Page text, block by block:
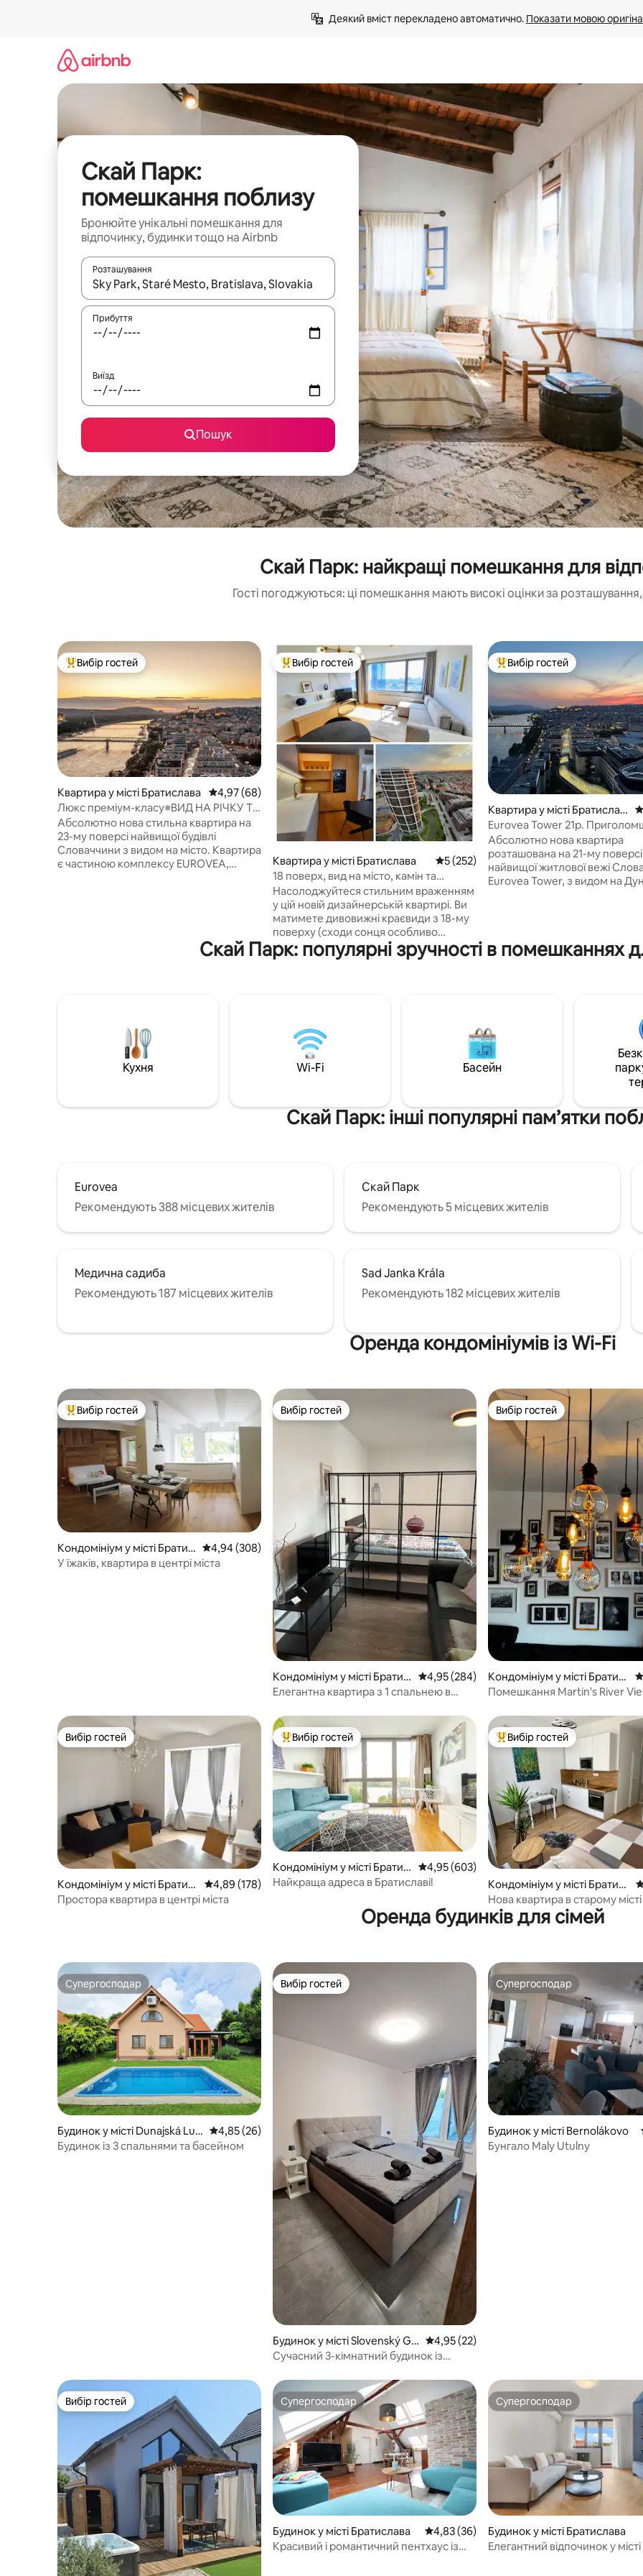
Деякий вміст перекладено автоматично. Показати мовою
Скай Парк:
помешкання поблизу
Бронюйте унікальні помешкання для
відпочинку, будинки тощо на Airbnb
Розташування
Отримавши результати пошуку, використовуйте для навігації сторінкою клавіші зі стрілками вгору та вниз або
Прибуття
Виїзд
Пошук
Скай Парк: найкращі помешкання для
Гості погоджуються: ці помешкання мають високі оцінки за
Топ вибір гостей
Вибір гостей
Квартира у місті Братислава Середня оцінка: 4,97 з 5, відгуки: 68
4,97 (68)
Люкс преміум-класу※ВИД НА РІЧКУ ТА
СТАРЕ МІСТО※БЕЗКОШТОВНЕ
паркування
Абсолютно нова стильна квартира на
23-му поверсі найвищої будівлі
Словаччини з видом на місто. Квартира
є частиною комплексу EUROVEA,
будівлею і пропонує безліч ресторанів,
кафе з нескінченними місцями для
бізнес-мандрівників.
Топ вибір гостей
Вибір гостей
Квартира у місті Братислава Середня оцінка: 5 з 5, відгуки: 252
5 (252)
18 поверх, вид на місто, камін та
БЕЗКОШТОВНА парковка
Насолоджуйтеся стильним враженням
у цій новій дизайнерській квартирі. Ви
матимете дивовижні краєвиди з 18-му
поверху (сходи сонця особливо
красиві, якщо ви рано пташеня :). Якщо
ви нічна сова, увімкніть камін і
панорамного даху на 30-му поверсі.
Сподіваюся, ви чудово проведете час у
цьому маленькому столичному місті і
зможете насолодитися його
Топ вибір гостей
Вибір гостей
Квартира у місті Братислав
а
Eurovea Tower 21p.
вид
Абсолютно нова квартира
розташована на 21-му поверсі
найвищої житлової вежі
Eurovea Tower, з видом на
Хмарочос має прямий вихід
найбільшого торгового центру
З автомагістралі D1 /міської
легко дістатися до гаража
Скай Парк: популярні зручності в помешканнях
Кухня Wi-Fi Басейн
Скай Парк: інші популярні пам’ятки
Eurovea
Рекомендують 388 місцевих жителів
Скай Парк
Рекомендують 5 місцевих жителів
Медична садиба
Рекомендують 187 місцевих жителів
Sad Janka Krála
Рекомендують 182 місцевих жителів
Оренда кондомініумів із Wi-Fi
Топ вибір гостей
Вибір гостей
Кондомініум у місті Братис
лава
Середня оцінка: 4,94 з 5, відгуки: 308
4,94 (308)
У їжаків, квартира в центрі міста
Вибір гостей
Вибір гостей
Кондомініум у місті Братис
лава
Середня оцінка: 4,95 з 5, відгуки: 284
4,95 (284)
Елегантна квартира з 1 спальнею в
Вибір гостей
Вибір гостей
Кондомініум у місті Братис
лава
Помешкання Martin's River
Вибір гостей
Вибір гостей
Кондомініум у місті Братис
лава
Середня оцінка: 4,89 з 5, відгуки: 178
4,89 (178)
Простора квартира в центрі міста
Топ вибір гостей
Вибір гостей
Кондомініум у місті Братис
лава
Середня оцінка: 4,95 з 5, відгуки: 603
4,95 (603)
Найкраща адреса в Братиславі!
Топ вибір гостей
Вибір гостей
Кондомініум у місті Братис
лава
Нова квартира в старому місті
Оренда будинків для сімей
Супергосподар
Супергосподар
Будинок у місті Dunajská Luž
ná
Середня оцінка: 4,85 з 5, відгуки: 26
4,85 (26)
Будинок із 3 спальнями та басейном
Вибір гостей
Вибір гостей
Будинок у місті Slovenský Gr
ob
Середня оцінка: 4,95 з 5, відгуки: 22
4,95 (22)
Сучасний 3-кімнатний будинок із
Супергосподар
Супергосподар
Будинок у місті Bernolákovo
Бунгало Maly Utulny
Вибір гостей
Вибір гостей Супергосподар
Супергосподар
Будинок у місті Братислава Середня оцінка: 4,83 з 5, відгуки: 36
4,83 (36)
Красивий і романтичний пентхаус із
Супергосподар
Супергосподар
Будинок у місті Братислава
Елегантний відпочинок у місті